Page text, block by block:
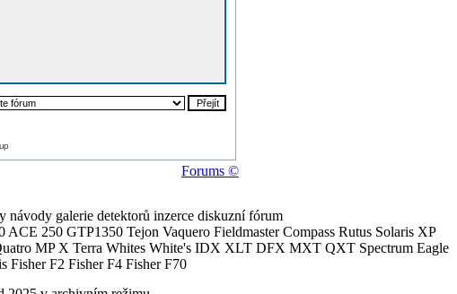
Forums ©
návody galerie detektorů inzerce diskuzní fórum
250 GTP1350 Tejon Vaquero Fieldmaster Compass Rutus Solaris XP
MP X Terra Whites White's IDX XLT DFX MXT QXT Spectrum Eagle
Fisher F2 Fisher F4 Fisher F70